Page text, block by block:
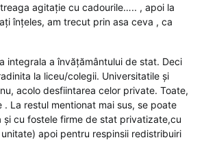
agitație cu cadourile….. , apoi la
înțeles, am trecut prin asa ceva , ca
integrala a învățământului de stat. Deci
la liceu/colegii. Universitatile și
acolo desfiintarea celor private. Toate,
La restul mentionat mai sus, se poate
și cu fostele firme de stat privatizate,cu
apoi pentru respinsii redistribuiri